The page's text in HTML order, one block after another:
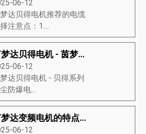
06-12
达贝得电机推荐的电缆
注意点：1....
茵梦达贝得电机 - 茵梦达粉尘防爆电动机
06-12
达贝得电机​ - 贝得系列
防爆电...
茵梦达变频电机的特点及维修
06-12